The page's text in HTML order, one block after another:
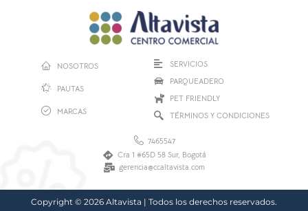
NOSOTROS
PAUTAS
MARCAS
SERVICIOS
PARQUEADERO
PET FRIENDLY
TÉRMINOS Y CONDICIONES
7465547
Cra 1 #65D 58 Sur, Bogotá
gerencia@ccaltavista.com
Copyright © 2026 Altavista | Todos los derechos reservados.